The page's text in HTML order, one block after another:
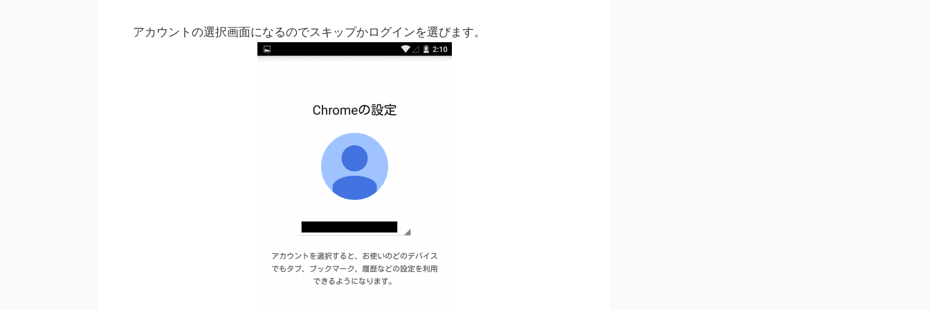
アカウントの選択画面になるのでスキップかログインを選びます。